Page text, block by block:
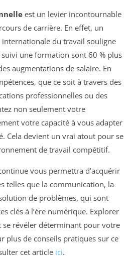
est un levier incontournable
de carrière. En effet, un
internationale du travail souligne
une formation sont 60 % plus
augmentations de salaire. En
que ce soit à travers des
professionnelles ou des
non seulement votre
votre capacité à vous adapter
Cela devient un vrai atout pour se
de travail compétitif.
vous permettra d’acquérir
telles que la communication, la
de problèmes, qui sont
clés à l’ère numérique. Explorer
révéler déterminant pour votre
plus de conseils pratiques sur ce
cet article ici.